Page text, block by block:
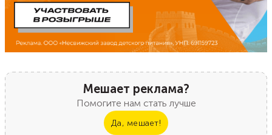
Мешает реклама?
Помогите нам стать лучше
Да, мешает!